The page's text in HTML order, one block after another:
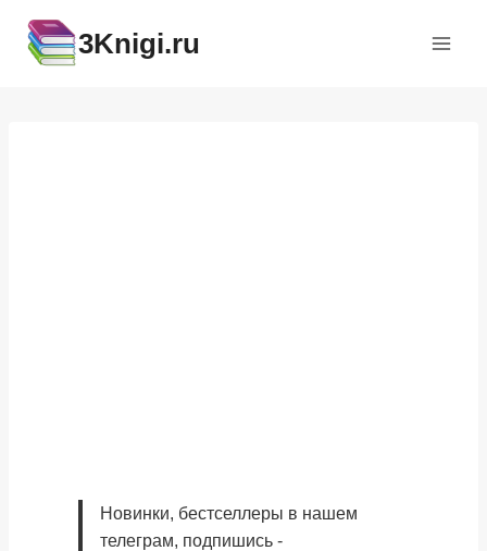
содержимому
3Knigi.ru
Новинки, бестселлеры в нашем
телеграм, подпишись -